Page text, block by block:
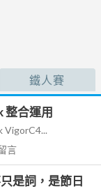
鐵人賽
整合運用
VigorC4...
言
是詞，是節日